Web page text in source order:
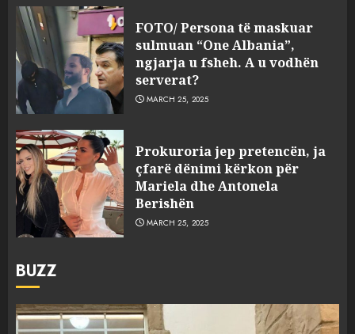
FOTO/ Persona të maskuar
sulmuan “One Albania”,
ngjarja u fsheh. A u vodhën
serverat?
MARCH 25, 2025
Prokuroria jep pretencën, ja
çfarë dënimi kërkon për
Mariela dhe Antonela
Berishën
MARCH 25, 2025
BUZZ